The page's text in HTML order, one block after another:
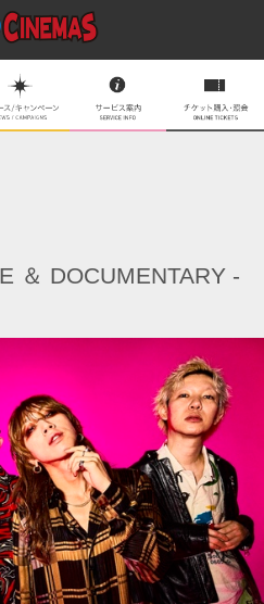
＆ DOCUMENTARY -